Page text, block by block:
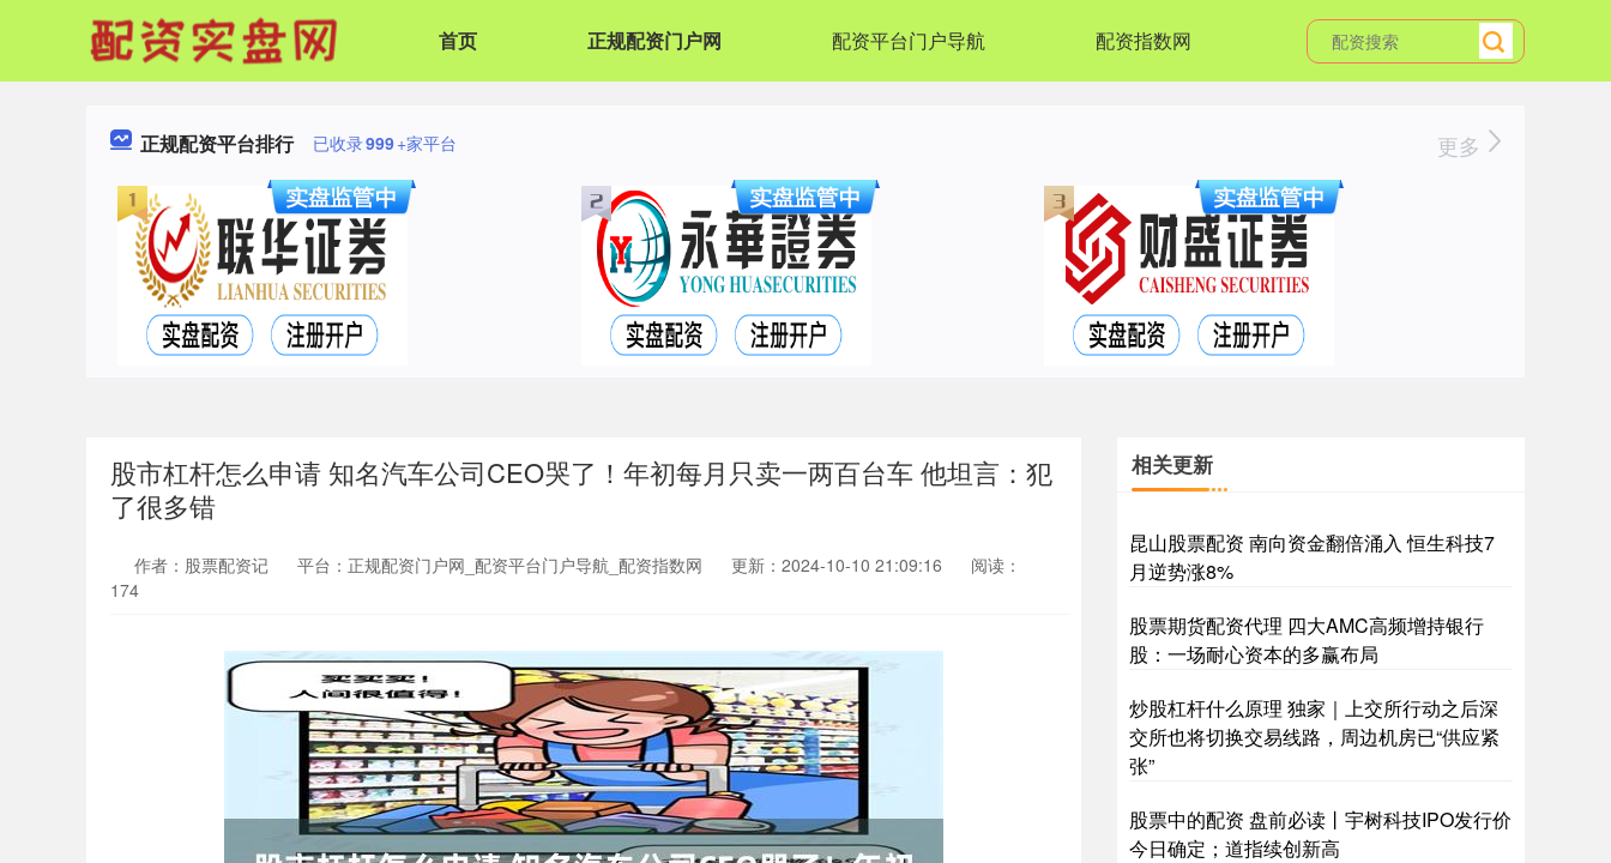
首页 正规配资门户网 配资平台门户导航 配资指数网
正规配资平台排行 已收录999+家平台 更多
股市杠杆怎么申请 知名汽车公司CEO哭了！年初每月只卖一两百台车 他坦言：犯
了很多错
作者：股票配资记 平台：正规配资门户网_配资平台门户导航_配资指数网 更新：2024-10-10 21:09:16
阅读：
174
相关更新
昆山股票配资 南向资金翻倍涌入 恒生科技7
月逆势涨8%
股票期货配资代理 四大AMC高频增持银行
股：一场耐心资本的多赢布局
炒股杠杆什么原理 独家｜上交所行动之后深
交所也将切换交易线路，周边机房已“供应紧
张”
股票中的配资 盘前必读丨宇树科技IPO发行价
今日确定；道指续创新高